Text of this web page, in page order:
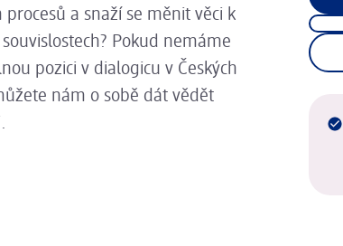
a snaží se měnit věci k
Pokud nemáme
pozici v dialogicu v Českých
nám o sobě dát vědět